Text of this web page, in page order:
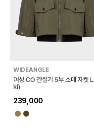
WIDEANGLE
여성 CO 간절기 5부 소매 자켓
ki)
239,000